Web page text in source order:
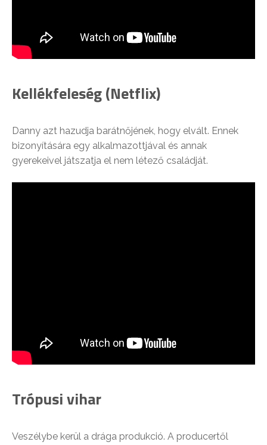
Kellékfeleség (Netflix)
Danny azt hazudja barátnőjének, hogy elvált. Ennek
bizonyítására egy alkalmazottjával és annak
gyerekeivel játszatja el nem létező családját.
Trópusi vihar
Veszélybe kerül a drága produkció. A producertől